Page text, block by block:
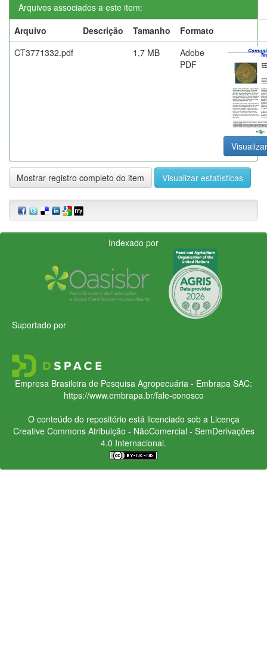
Arquivos associados a este item:
Arquivo
Descrição Tamanho
Formato
CT3771332.pdf
1,7 MB
Adobe
PDF
Mostrar registro completo do item Visualizar estatísticas
Indexado por
Suportado por
Empresa Brasileira de Pesquisa Agropecuária - Embrapa SAC:
https://www.embrapa.br/fale-conosco
O conteúdo do repositório está licenciado sob a Licença
Creative CommonsAtribuição - NãoComercial - SemDerivações
4.0 Internacional.